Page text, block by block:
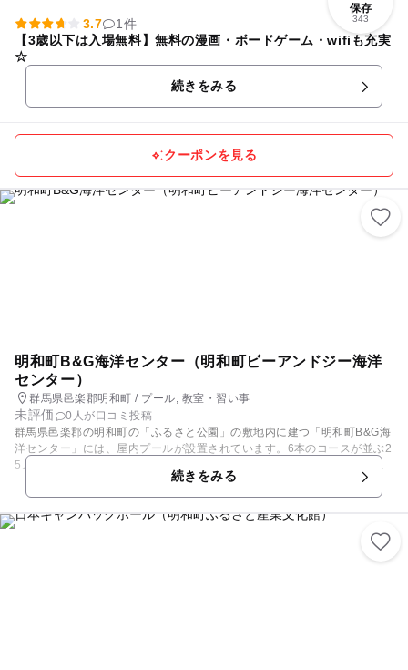
保存
343
3.7
1件
【3歳以下は入場無料】無料の漫画・ボードゲーム・wifiも充実
☆
続きをみる
クーポンを見る
明和町B&G海洋センター（明和町ビーアンドジー海洋
センター）
群馬県邑楽郡明和町 / プール, 教室・習い事
未評価
0人が口コミ投稿
群馬県邑楽郡の明和町の「ふるさと公園」の敷地内に建つ「明和町B&G海
洋センター」には、屋内プールが設置されています。6本のコースが並ぶ2
5メートルプールと、すべり台つきの幼児用プール、ジャグジープール、
採暖室を備えています。屋内にある温水プールなので、一年中天候を気に
することなく快適に、水泳や水遊びを楽しむことができます。個人で遊泳
距離を記録し年間で総距離を集計する「スイムマラソン」や、「水泳記録
会」を開催しています。また、小学生向けの水泳教室や幼児アクアなどの
続きをみる